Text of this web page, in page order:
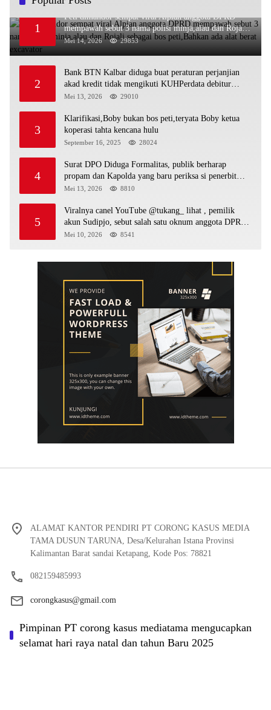
1
Peti dimandor sempat viral Alpian anggota DPRD
mempawah sebut 3 nama polisi minja,alau dan Rojali
sebagai bos peti,Bahkan ada alat berat excavator
Mei 14, 2026 29853
2
Bank BTN Kalbar diduga buat peraturan perjanjian
akad kredit tidak mengikuti KUHPerdata debitur
awam di bentur dengan aturan diduga tanpa dasar
Mei 13, 2026 29010
3
Klarifikasi,Boby bukan bos peti,teryata Boby ketua
koperasi tahta kencana hulu
September 16, 2025 28024
4
Surat DPO Diduga Formalitas, publik berharap
propam dan Kapolda yang baru periksa si penerbit
surat serta Aph diduga lepaskan DPO
Mei 13, 2026 8810
5
Viralnya canel YouTube @tukang_ lihat , pemilik
akun Sudipjo, sebut salah satu oknum anggota DPRD
mempawah terlibat sebagai cukong peti Kapolda yang
Mei 10, 2026 8541
ALAMAT KANTOR PENDIRI PT CORONG KASUS MEDIA
TAMA DUSUN TARUNA, Desa/Kelurahan Istana Provinsi
Kalimantan Barat sandai Ketapang, Kode Pos: 78821
082159485993
corongkasus@gmail.com
Pimpinan PT corong kasus mediatama mengucapkan
selamat hari raya natal dan tahun Baru 2025